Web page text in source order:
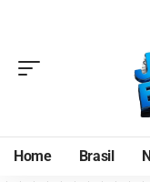
Home Brasil